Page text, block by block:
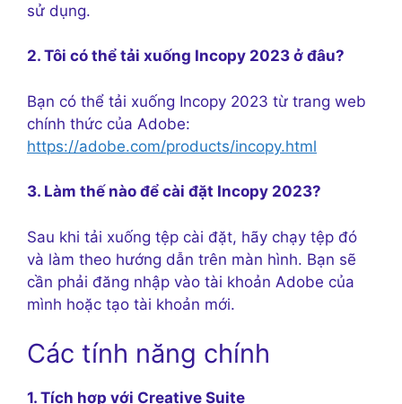
sử dụng.
2. Tôi có thể tải xuống Incopy 2023 ở đâu?
Bạn có thể tải xuống Incopy 2023 từ trang web
chính thức của Adobe:
https://adobe.com/products/incopy.html
3. Làm thế nào để cài đặt Incopy 2023?
Sau khi tải xuống tệp cài đặt, hãy chạy tệp đó
và làm theo hướng dẫn trên màn hình. Bạn sẽ
cần phải đăng nhập vào tài khoản Adobe của
mình hoặc tạo tài khoản mới.
Các tính năng chính
1. Tích hợp với Creative Suite